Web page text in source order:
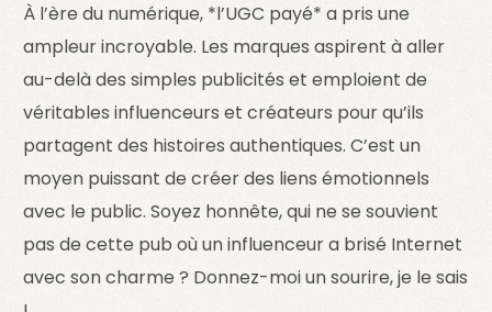
À l’ère du numérique, *l’UGC payé* a pris une
ampleur incroyable. Les marques aspirent à aller
au-delà des simples publicités et emploient de
véritables influenceurs et créateurs pour qu’ils
partagent des histoires authentiques. C’est un
moyen puissant de créer des liens émotionnels
avec le public. Soyez honnête, qui ne se souvient
pas de cette pub où un influenceur a brisé Internet
avec son charme ? Donnez-moi un sourire, je le sais